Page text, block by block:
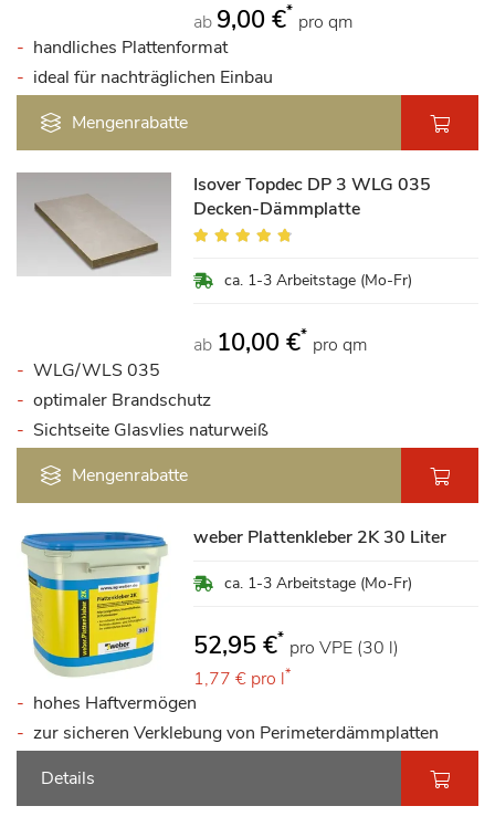
ab 9,00 €* pro qm
handliches Plattenformat
ideal für nachträglichen Einbau
Mengenrabatte
Isover Topdec DP 3 WLG 035
Decken-Dämmplatte
Bewertung:
ca. 1-3 Arbeitstage (Mo-Fr)
ab 10,00 €* pro qm
WLG/WLS 035
optimaler Brandschutz
Sichtseite Glasvlies naturweiß
Mengenrabatte
weber Plattenkleber 2K 30 Liter
ca. 1-3 Arbeitstage (Mo-Fr)
52,95 €* pro VPE (30 l)
1,77 € pro l*
hohes Haftvermögen
zur sicheren Verklebung von Perimeterdämmplatten
Details